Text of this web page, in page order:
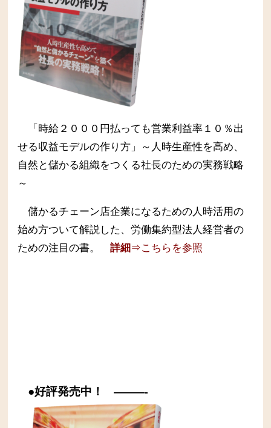
「時給２０００円払っても営業利益率１０％出
せる収益モデルの作り方」～人時生産性を高め、
自然と儲かる組織をつくる社長のための実務戦略
～
儲かるチェーン店企業になるための人時活用の
始め方ついて解説した、労働集約型法人経営者の
ための注目の書。
詳細⇒こちらを参照
●好評発売中！ ———-